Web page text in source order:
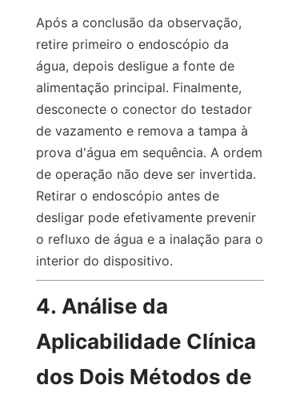
Após a conclusão da observação,
retire primeiro o endoscópio da
água, depois desligue a fonte de
alimentação principal. Finalmente,
desconecte o conector do testador
de vazamento e remova a tampa à
prova d'água em sequência. A ordem
de operação não deve ser invertida.
Retirar o endoscópio antes de
desligar pode efetivamente prevenir
o refluxo de água e a inalação para o
interior do dispositivo.
4. Análise da
Aplicabilidade Clínica
dos Dois Métodos de